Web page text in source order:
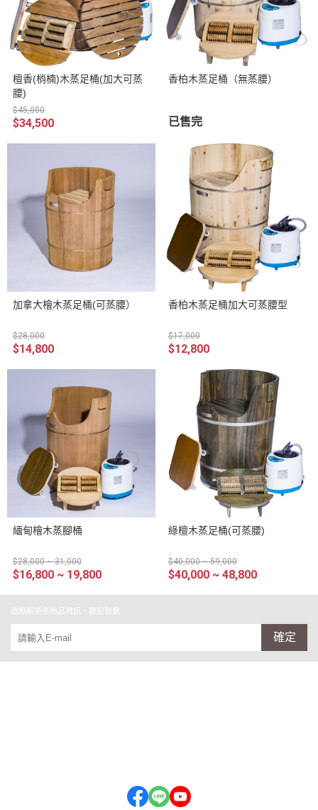
檀香(梢楠)木蒸足桶(加大可蒸
腰)
$45,000
$34,500
香柏木蒸足桶（無蒸腰）
已售完
加拿大檜木蒸足桶(可蒸腰）
$28,000
$14,800
香柏木蒸足桶加大可蒸腰型
$17,000
$12,800
緬甸檜木蒸腳桶
$28,000 ~ 31,000
$16,800 ~ 19,800
綠檀木蒸足桶(可蒸腰)
$40,000 ~ 59,000
$40,000 ~ 48,800
欲瞭解更多商品資訊，歡迎聯繫
確定